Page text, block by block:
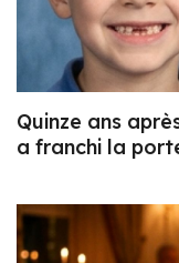
Quinze ans
a franchi la